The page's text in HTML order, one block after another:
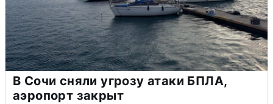
В Сочи сняли угрозу атаки БПЛА,
аэропорт закрыт